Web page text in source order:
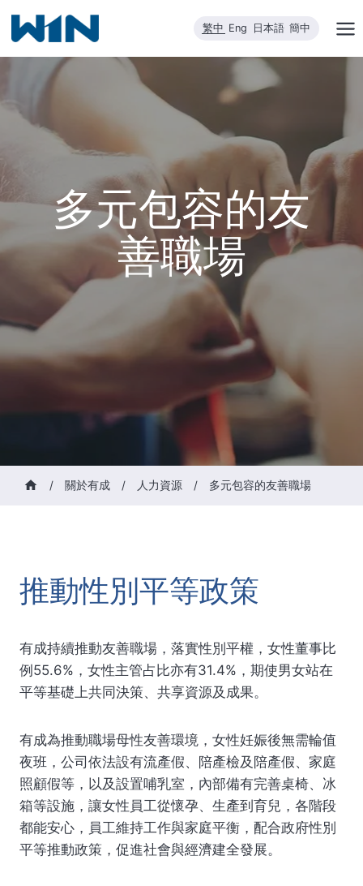
內
繁中 Eng 日本語 簡中
多元包容的友
善職場
/ 關於有成 / 人力資源 / 多元包容的友善職場
推動性別平等政策
有成持續推動友善職場，落實性別平權，女性董事比
例55.6%，女性主管占比亦有31.4%，期使男女站在
平等基礎上共同決策、共享資源及成果。
有成為推動職場母性友善環境，女性妊娠後無需輪值
夜班，公司依法設有流產假、陪產檢及陪產假、家庭
照顧假等，以及設置哺乳室，內部備有完善桌椅、冰
箱等設施，讓女性員工從懷孕、生產到育兒，各階段
都能安心，員工維持工作與家庭平衡，配合政府性別
平等推動政策，促進社會與經濟建全發展。